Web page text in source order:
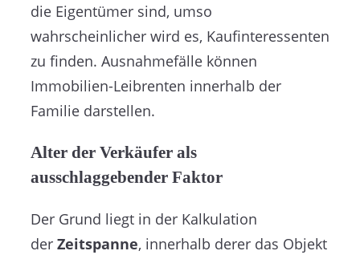
die Eigentümer sind, umso
wahrscheinlicher wird es, Kaufinteressenten
zu finden. Ausnahmefälle können
Immobilien-Leibrenten innerhalb der
Familie darstellen.
Alter der Verkäufer als
ausschlaggebender Faktor
Der Grund liegt in der Kalkulation
der Zeitspanne, innerhalb derer das Objekt